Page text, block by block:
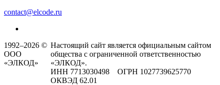
contact@elcode.ru
1992–2026 ©
ООО
«ЭЛКОД»
Настоящий сайт является официальным сайтом
общества с ограниченной ответственностью
«ЭЛКОД».
ИНН 7713030498 ОГРН 1027739625770
ОКВЭД 62.01